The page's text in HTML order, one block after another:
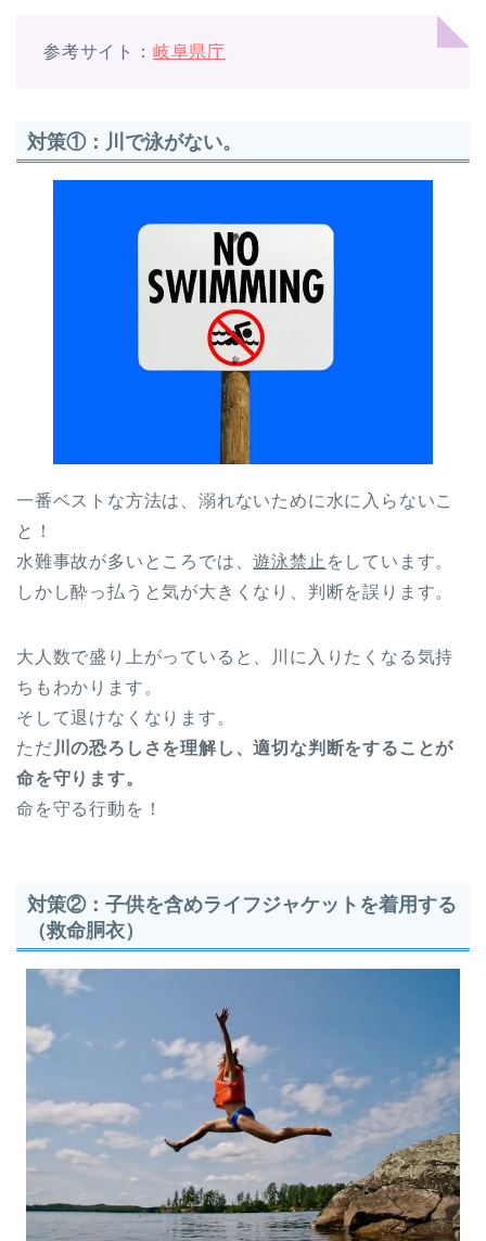
参考サイト： 岐阜県庁
対策①：川で泳がない。
一番ベストな方法は、溺れないために水に入らないこ
と！
水難事故が多いところでは、遊泳禁止 をしています。
しかし酔っ払うと気が大きくなり、判断を誤ります。
大人数で盛り上がっていると、川に入りたくなる気持
ちもわかります。
そして退けなくなります。
ただ 川の恐ろしさを理解し、適切な判断をすることが
命を守ります。
命を守る行動を！
対策②：子供を含めライフジャケットを着用する
（救命胴衣）